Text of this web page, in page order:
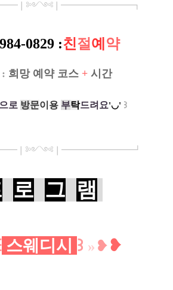
━ ❘༻༺❘ ━━━━━━━━┓
0829 :친절 예 약
: 희망 예약 코스 + 시간
으로 방문이용 부탁드려요'◡' ꒱
━━ ❘༻༺❘ ━━━━━━━━┛
로 그 램
스웨디시 ꒱ » ❥❥